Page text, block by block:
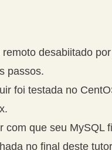
desabiitado
passos.
foi testada no
que seu
no final deste